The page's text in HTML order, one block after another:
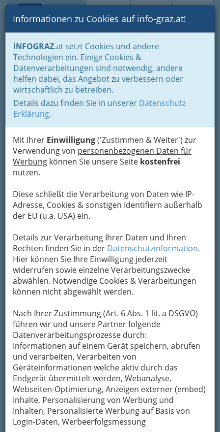
Suche Login Toggle
Informationen zu Cookies auf info-graz.at!
INFOGRAZ.at setzt Cookies und andere
Technologien ein. Einige Cookies &
Datenverarbeitungen sind notwendig, andere
helfen dabei, das Angebot zu verbessern oder
wirtschaftlich zu betreiben.
Details dazu finden Sie in unserer Datenschutz
Erklärung.
Mit Ihrer Einwilligung('Zustimmen & Weiter') zur
Verwendung von personenbezogenen Daten für
Werbung können Sie unsere Seite kostenfrei
nutzen.
Diese schließt die Verarbeitung von Daten wie IP-
Adresse, Cookies & sonstigen Identifiern außerhalb
der EU (u.a. USA) ein.
Details zur Verarbeitung Ihrer Daten und Ihren
Rechten finden Sie in der Datenschutzinformation.
Hier können Sie Ihre Einwilligung jederzeit
widerrufen sowie einzelne Verarbeitungszwecke
abwählen. Notwendige Cookies & Verarbeitungen
können nicht abgewählt werden.
Nach Ihrer Zustimmung (Art. 6 Abs. 1 lit. a DSGVO)
führen wir und unsere Partner folgende
Datenverarbeitungsprozesse durch:
Informationen auf einem Gerät speichern, abrufen
und verarbeiten, Verarbeiten von
Geräteinformationen welche aktiv durch das
Endgerät übermittelt werden, Webanalyse,
Webseiten-Optimierung, Anzeigen externer (embed)
Inhalte, Personalisierung von Werbung und
Inhalten, Personalisierte Werbung auf Basis von
Login-Daten, Werbeerfolgsmessung
Home Branchen
Tourismus - Reisen - Ausflüge
Ausflüge nahe Graz - Sehenswürdigkeiten, Sport, Erlebnis
Steiermark
Ski u. Wintersport
Skisport u. Wintersport in
der Steiermark
Schilehrerinnen nackt im Schnee?
Die lehrreichen Skihaserln 2007 haben wir Ihnen
schon voriges Jahr gezeigt. Der Skilehrerinnen-
Kalender 2008 bietet jedoch Neues - und ist
schmelzen: Die Arlberger Kalendermacher
jetteten mit Skilehrerinnen und Skilehrer nach
Lanzarote zum heiβen Fotoshooting!
Es klingt ein wenig skurril, dass ausgerechnet die
kälteerprobten Skilehrer und Skilehrerinnen an
die Hitze bereits gewöhnt sind. Denn die beiden
Vorarlberger Kalendermacher Thomas Ebster
aus Bludenz und der Oberlecher Hotelier
Gerhard Lucian sind für ihr neuestes Projekt
extra auf die Vulkaninsel Lanzarote gejettet.
Mit an Bord, die heiβesten Girls und knackigen
Jungs, denen es mitten im Lavagestein ein
Leichtes war, vor der Linse des britischen
Starfotografen Chris Thomson zu zeigen, dass es
scharfe Kurven nicht nur auf der Skipiste gibt.
Das Ergebnis ist nun in Form des
'SkilehrerInnen-Kalender 2008' erschienen, der
sich laut der Produzenten so erotisch und
stilvoll wie nie zuvor präsentiert.
'Wir haben diesmal
bewusst mit